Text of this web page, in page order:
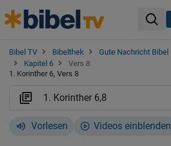
Bibel TV Bibelthek Gute Nachricht Bibel
Kapitel 6
Vers 8
1. Korinther 6, Vers 8
Vorlesen Videos einblenden